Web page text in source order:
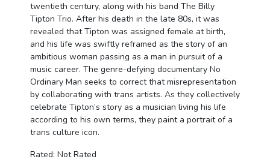
twentieth century, along with his band The Billy
Tipton Trio. After his death in the late 80s, it was
revealed that Tipton was assigned female at birth,
and his life was swiftly reframed as the story of an
ambitious woman passing as a man in pursuit of a
music career. The genre-defying documentary No
Ordinary Man seeks to correct that misrepresentation
by collaborating with trans artists. As they collectively
celebrate Tipton’s story as a musician living his life
according to his own terms, they paint a portrait of a
trans culture icon.
Rated: Not Rated